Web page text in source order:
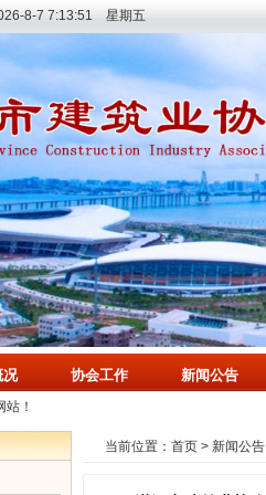
8-7 7:13:51 星期五
！
况 协会工作 新闻公告
当前位置： 首页 > 新闻公告